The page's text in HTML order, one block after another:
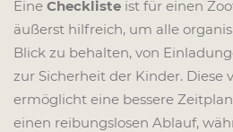
Eine Checkliste ist für einen
äußerst hilfreich, um alle
Blick zu behalten, von
zur Sicherheit der Kinder. Diese
ermöglicht eine bessere
einen reibungslosen Ablauf,